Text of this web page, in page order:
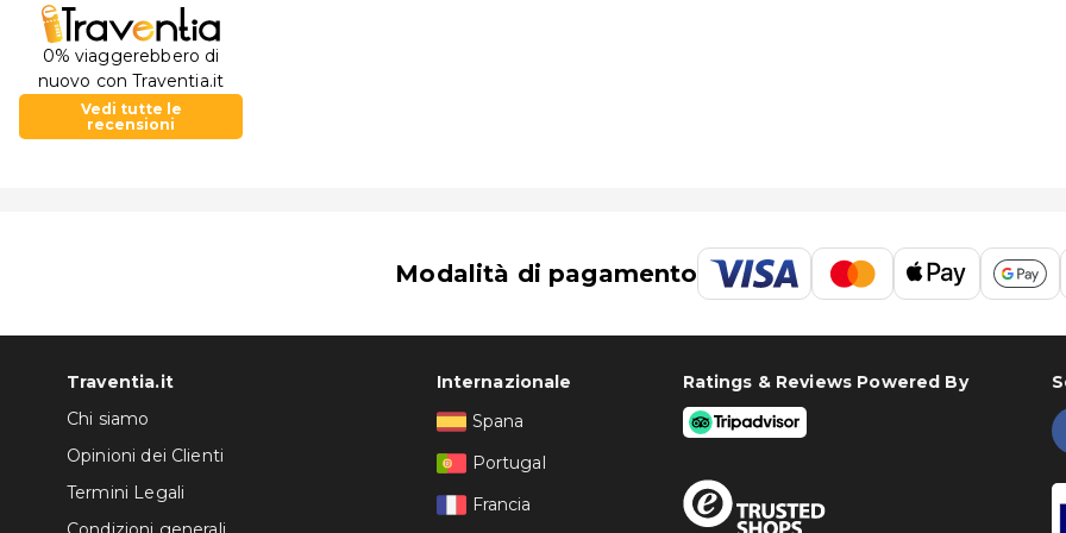
0% viaggerebbero di
nuovo con Traventia.it
Vedi tutte le
recensioni
Modalità di pagamento
Traventia.it
Chi siamo
Opinioni dei Clienti
Termini Legali
Internazionale
Spana
Portugal
Francia
Ratings & Reviews Powered By